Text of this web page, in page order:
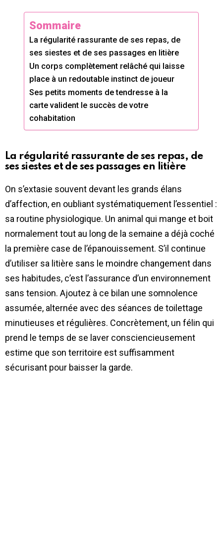
Sommaire
La régularité rassurante de ses repas, de
ses siestes et de ses passages en litière
Un corps complètement relâché qui laisse
place à un redoutable instinct de joueur
Ses petits moments de tendresse à la
carte valident le succès de votre
cohabitation
La régularité rassurante de ses repas, de
ses siestes et de ses passages en litière
On s’extasie souvent devant les grands élans
d’affection, en oubliant systématiquement l’essentiel :
sa routine physiologique. Un animal qui mange et boit
normalement tout au long de la semaine a déjà coché
la première case de l’épanouissement. S’il continue
d’utiliser sa litière sans le moindre changement dans
ses habitudes, c’est l’assurance d’un environnement
sans tension. Ajoutez à ce bilan une somnolence
assumée, alternée avec des séances de toilettage
minutieuses et régulières. Concrètement, un félin qui
prend le temps de se laver consciencieusement
estime que son territoire est suffisamment
sécurisant pour baisser la garde.